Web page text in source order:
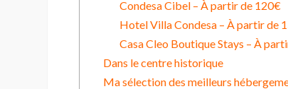
Condesa Cibel – À partir de 120€
Hotel Villa Condesa – À partir de
Casa Cleo Boutique Stays – À
Dans le centre historique
Ma sélection des meilleurs